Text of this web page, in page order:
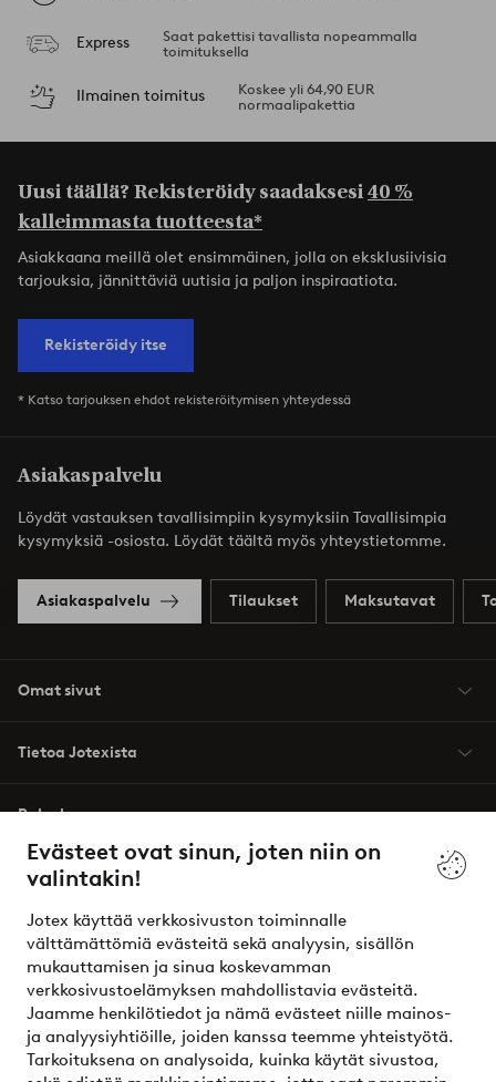
Evästeet ovat sinun, joten niin on
valintakin!
Jotex käyttää verkkosivuston toiminnalle
välttämättömiä evästeitä sekä analyysin, sisällön
mukauttamisen ja sinua koskevamman
verkkosivustoelämyksen mahdollistavia evästeitä.
Jaamme henkilötiedot ja nämä evästeet niille mainos-
ja analyysiyhtiöille, joiden kanssa teemme yhteistyötä.
Tarkoituksena on analysoida, kuinka käytät sivustoa,
Express
Saat pakettisi tavallista nopeammalla
toimituksella
Ilmainen toimitus
Koskee yli 64,90 EUR
normaalipakettia
Uusi täällä? Rekisteröidy saadaksesi40 %
kalleimmasta tuotteesta*
Asiakkaana meillä olet ensimmäinen, jolla on eksklusiivisia
tarjouksia, jännittäviä uutisia ja paljon inspiraatiota.
Rekisteröidy itse
* Katso tarjouksen ehdot rekisteröitymisen yhteydessä
Asiakaspalvelu
Löydät vastauksen tavallisimpiin kysymyksiin Tavallisimpia
kysymyksiä -osiosta. Löydät täältä myös yhteystietomme.
Asiakaspalvelu Tilaukset Maksutavat
Omat sivut
Tietoa Jotexista
Palvelumme
Ehdot
Ystävät
Turvalliset maksut – maksa nyt tai erissä
Haluatko tietää lisää maksuvaihtoehdoistamme?